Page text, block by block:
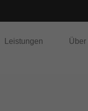
Leistungen Über